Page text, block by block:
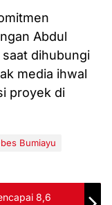
Abdul
dihubungi
media ihwal
proyek di
Bumiayu
8,6